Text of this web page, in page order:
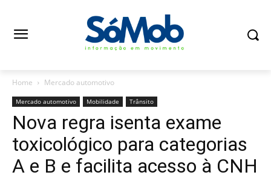
Home Mercado automotivo
Mercado automotivo Mobilidade Trânsito
Nova regra isenta exame
toxicológico para categorias
A e B e facilita acesso à CNH